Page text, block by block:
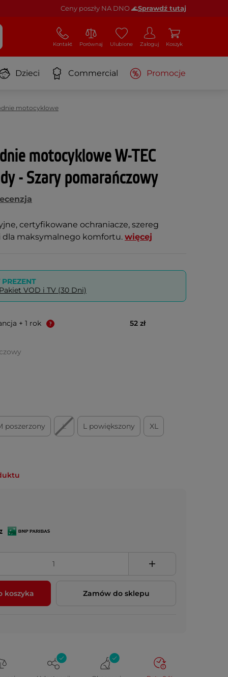
Ceny poszły NA DNO 🌊Sprawdź tutaj
Kontakt Porównaj Ulubione Zaloguj Koszyk
Dzieci Commercial Promocje
motocyklowe
motocyklowe W-TEC
- Szary pomarańczowy
certyfikowane ochraniacze, szereg
dla maksymalnego komfortu. więcej
VOD i TV (30 Dni)
+ 1 rok 52 zł
poszerzony L L powiększony XL
koszyka Zamów do sklepu